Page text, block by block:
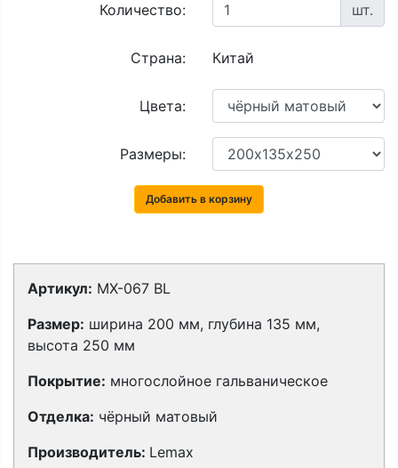
Количество: шт.
Страна: Китай
Цвета:
Размеры:
Добавить в корзину
Артикул: MX-067 BL
Размер: ширина 200 мм, глубина 135 мм,
высота 250 мм
Покрытие: многослойное гальваническое
Отделка: чёрный матовый
Производитель: Lemax